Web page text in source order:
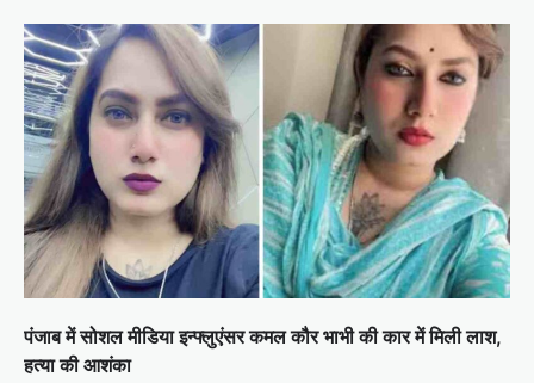
पंजाब में सोशल मीडिया इन्फ्लुएंसर कमल कौर भाभी की कार में मिली लाश,
हत्या की आशंका